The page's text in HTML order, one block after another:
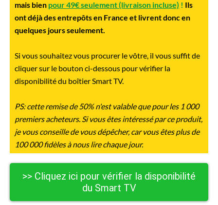
mais bien pour 49€ seulement (livraison incluse) ! Ils
ont déjà des entrepôts en France et livrent donc en
quelques jours seulement.
Si vous souhaitez vous procurer le vôtre, il vous suffit de
cliquer sur le bouton ci-dessous pour vérifier la
disponibilité du boîtier Smart TV.
PS: cette remise de 50% n'est valable que pour les 1 000
premiers acheteurs. Si vous êtes intéressé par ce produit,
je vous conseille de vous dépêcher, car vous êtes plus de
100 000 fidèles à nous lire chaque jour.
>> Cliquez ici pour vérifier la disponibilité
du Smart TV